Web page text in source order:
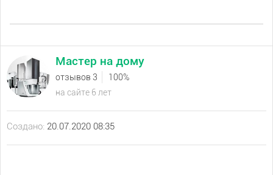
Мастер на дому
отзывов 3
100%
на сайте 6 лет
Создано: 20.07.2020 08:35